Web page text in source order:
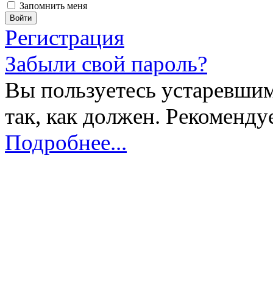
Запомнить меня
Регистрация
Забыли свой пароль?
Вы пользуетесь
так, как должен.
Подробнее...